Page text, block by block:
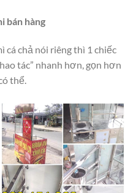
bán hàng
cá chả nói riêng thì 1 chiếc
tác” nhanh hơn, gọn hơn
thể.